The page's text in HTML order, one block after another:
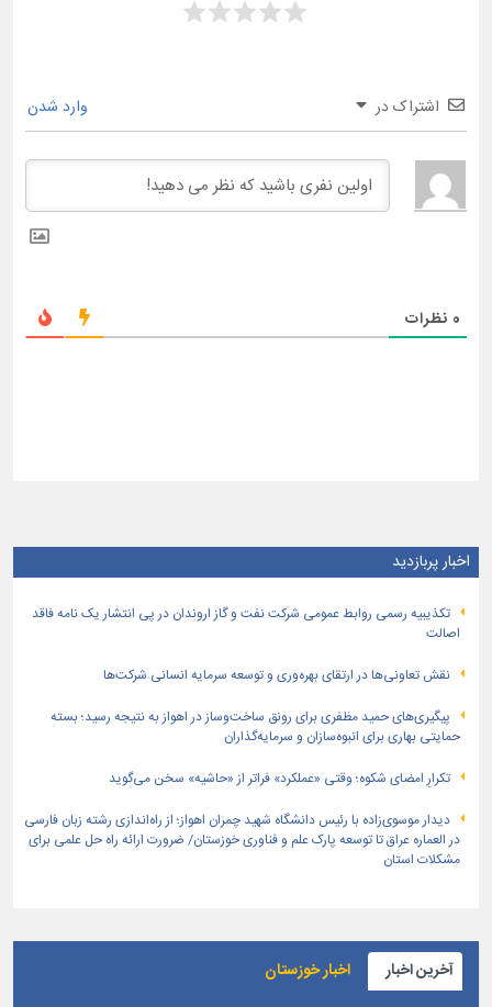
اشتراک در وارد شدن
0 نظرات
اخبار پربازدید
تكذیبیه رسمی روابط عمومی شركت نفت و گاز اروندان در پی انتشار یک نامه فاقد
اصالت
نقش تعاونی‌ها در ارتقای بهره‌وری و توسعه سرمایه انسانی شرکت‌ها
پیگیری‌های حمید مظفری برای رونق ساخت‌وساز در اهواز به نتیجه رسید؛ بسته
حمایتی بهاری برای انبوه‌سازان و سرمایه‌گذاران
تکرارِ امضای شکوه؛ وقتی «عملکرد» فراتر از «حاشیه» سخن می‌گوید
دیدار موسوی‌زاده با رئیس دانشگاه شهید چمران اهواز؛ از راه‌اندازی رشته زبان فارسی
در العماره عراق تا توسعه پارک علم و فناوری خوزستان/ ضرورت ارائه راه حل علمی برای
مشکلات استان
آخرین اخبار اخبار خوزستان